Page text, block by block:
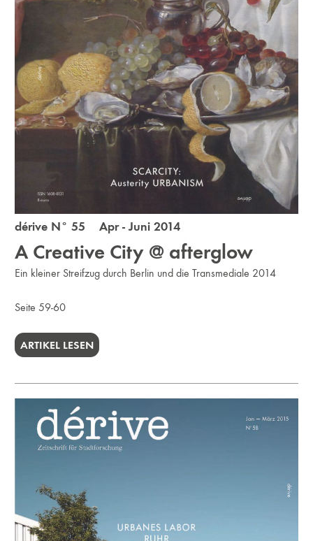
dérive N° 55 Apr - Juni 2014
A Creative City @ afterglow
Ein kleiner Streifzug durch Berlin und die Transmediale 2014
Seite 59-60
ARTIKEL LESEN